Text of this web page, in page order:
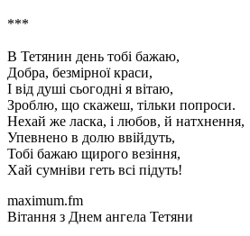
***
В Тетянин день тобі бажаю,
Добра, безмірної краси,
І від душі сьогодні я вітаю,
Зроблю, що скажеш, тільки попроси.
Нехай же ласка, і любов, й натхнення,
Упевнено в долю ввійдуть,
Тобі бажаю щирого везіння,
Хай сумніви геть всі підуть!
maximum.fm
Вітання з Днем ангела Тетяни